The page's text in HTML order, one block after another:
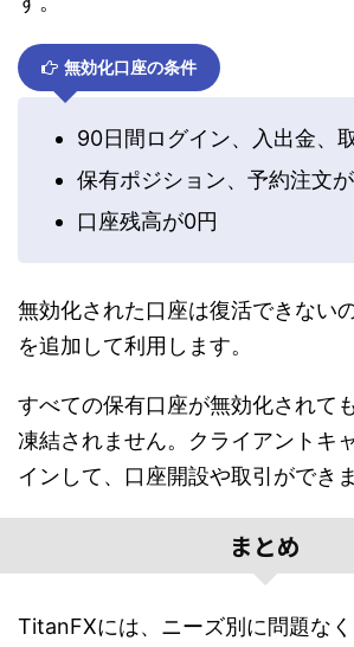
無効化口座の条件
90日間ログイン、入出金、
保有ポジション、予約注文
口座残高が0円
無効化された口座は復活できない
を追加して利用します。
すべての保有口座が無効化されて
凍結されません。クライアントキ
インして、口座開設や取引ができま
まとめ
TitanFXには、ニーズ別に問題な